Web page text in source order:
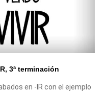
3ª terminación
en -IR con el ejemplo